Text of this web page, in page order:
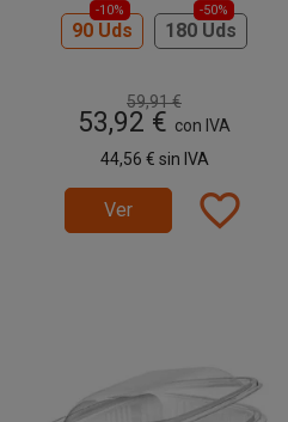
90 Uds
-10%
180 Uds
-50%
59,91 €
53,92 € con IVA
44,56 € sin IVA
Ver favorite_border